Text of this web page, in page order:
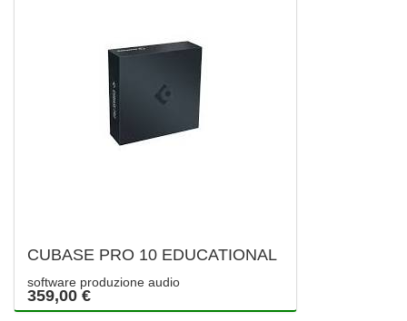
CUBASE PRO 10 EDUCATIONAL
software produzione audio
359,00 €